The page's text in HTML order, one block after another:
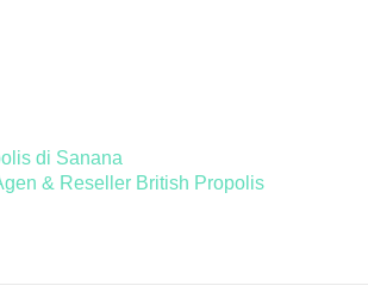
di Sanana
& Reseller British Propolis